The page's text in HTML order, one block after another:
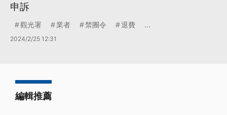
申訴
觀光署 業者 禁團令 退費 ...
2024/2/25 12:31
編輯推薦